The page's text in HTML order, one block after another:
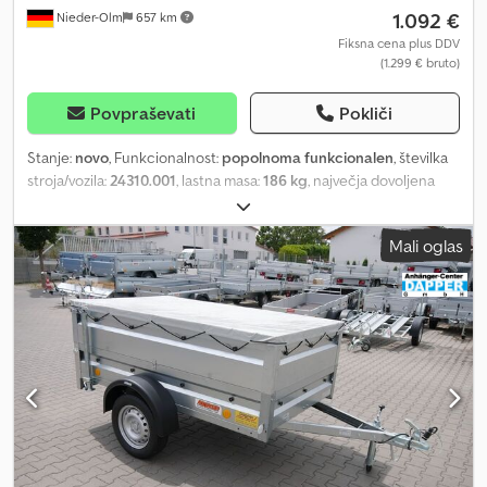
Nieder-Olm 657 km 1.092 €
Fiksna cena plus DDV
(1.299 € bruto)
Povpraševati Pokliči
Stanje: novo, Funkcionalnost: popolnoma funkcionalen, številka
stroja/vozila:24310.001, lastna masa:186 kg, največja dovoljena
, skupna masa:
dolžina tovornega prostora:2.100 mm, širina tovornega prostora:
1.280 mm, višina nakladalnega prostora:350 mm
, Side panels,
railing, and more - Durable, high-quality corrosion protection -
Side panels made of single-wall steel sheet with Galvalume
(aluminum-zinc coating) - Equipped with robust drop-latch
fasteners - Drop-down and removable side panels on all sides - 35
cm high Chodpfsiw Hhlsx Anqsa - Sturdy, long-lasting hinges
Attachment options for tarpaulins and nets - Fitted attachment
knobs for securing tarpaulins and nets Chassis and frame -
Optimum road handling thanks to test-track-approved chassis
with STEMA safety V-drawbar - Tow hitch with safety indicator -
Bolted chassis construction Loading area and floor - Seamless,
Mali oglas